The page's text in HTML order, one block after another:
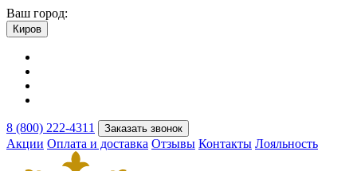
Ваш город:
Киров
8 (800) 222-4311 Заказать звонок
Акции Оплата и доставка Отзывы Контакты Лояльность